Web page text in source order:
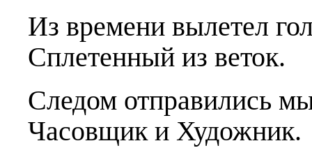
Из времени вылетел г
Сплетенный из веток.
Следом отправились
Часовщик и Художник.